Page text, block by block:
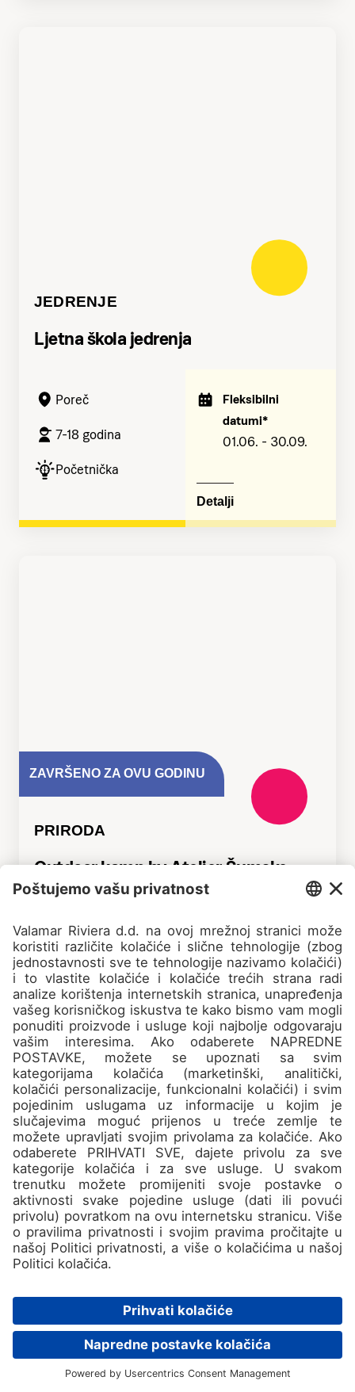
Ne propustite najbolje
destinacije i super ponude u
našem Newsletteru!
Možda kasnije
JEDRENJE
Ljetna škola jedrenja
Poreč
7-18 godina
Početnička
Fleksibilni
datumi*
01.06. - 30.09.
Detalji
ZAVRŠENO ZA OVU GODINU
PRIRODA
Outdoor kamp by Atelier Šumske
Boje
Brtonigla
6-12 godina
Početnička
ZAVRŠENO ZA OVU GODINU